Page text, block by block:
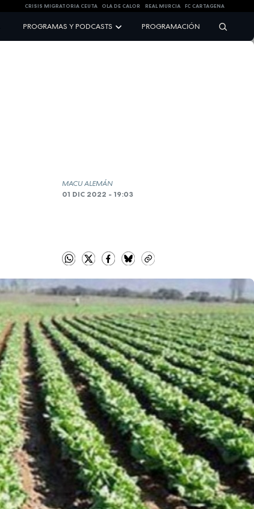
CRISIS MIGRATORIA CEUTA OLA DE CALOR REAL MURCIA FC CARTAGENA
PROGRAMAS Y PODCASTS PROGRAMACIÓN
MACU ALEMÁN
01 DIC 2022 - 19:03